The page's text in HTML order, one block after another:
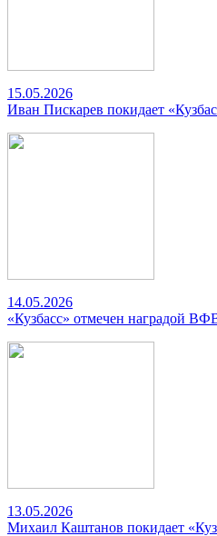
15.05.2026
Иван Пискарев покидает
14.05.2026
«Кузбасс» отмечен наградой
13.05.2026
Михаил Каштанов покидает